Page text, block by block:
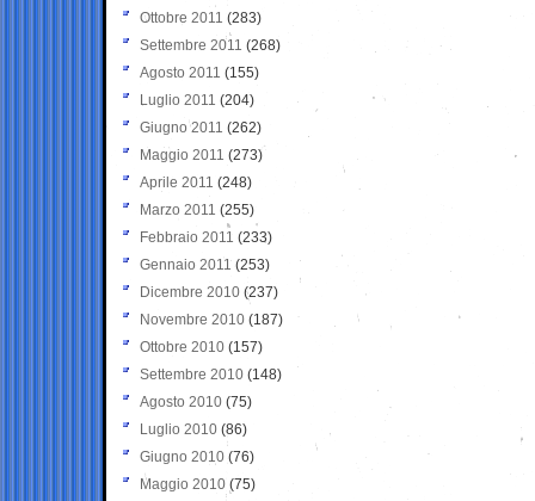
Ottobre 2011 (283)
Settembre 2011 (268)
Agosto 2011 (155)
Luglio 2011 (204)
Giugno 2011 (262)
Maggio 2011 (273)
Aprile 2011 (248)
Marzo 2011 (255)
Febbraio 2011 (233)
Gennaio 2011 (253)
Dicembre 2010 (237)
Novembre 2010 (187)
Ottobre 2010 (157)
Settembre 2010 (148)
Agosto 2010 (75)
Luglio 2010 (86)
Giugno 2010 (76)
Maggio 2010 (75)